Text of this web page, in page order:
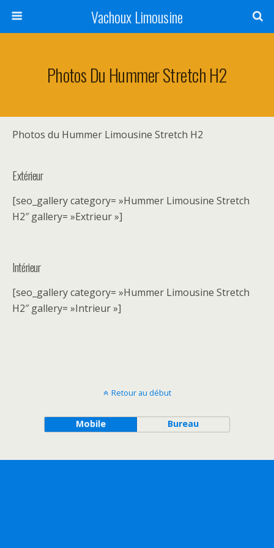
Vachoux Limousine
Photos Du Hummer Stretch H2
Photos du Hummer Limousine Stretch H2
Extérieur
[seo_gallery category= »Hummer Limousine Stretch
H2″ gallery= »Extrieur »]
Intérieur
[seo_gallery category= »Hummer Limousine Stretch
H2″ gallery= »Intrieur »]
Retour au début
Mobile Bureau